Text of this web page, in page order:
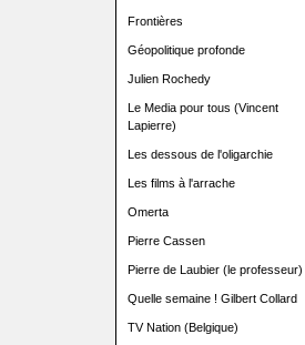
Frontières
Géopolitique profonde
Julien Rochedy
Le Media pour tous (Vincent
Lapierre)
Les dessous de l'oligarchie
Les films à l'arrache
Omerta
Pierre Cassen
Pierre de Laubier (le professeur)
Quelle semaine ! Gilbert Collard
TV Nation (Belgique)